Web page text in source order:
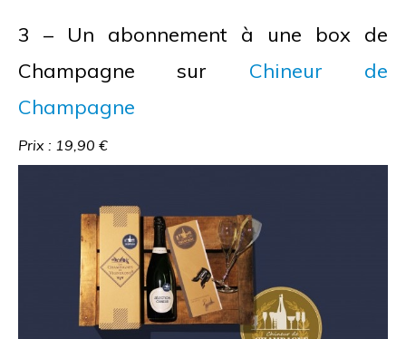
3 – Un abonnement à une box de
Champagne sur Chineur de
Champagne
Prix : 19,90 €